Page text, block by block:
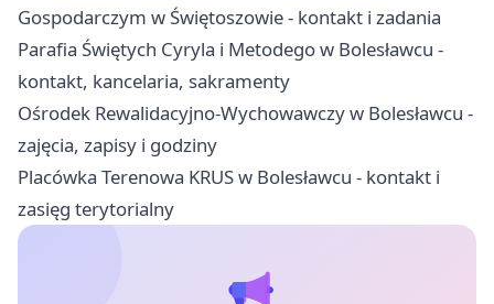
Gospodarczym w Świętoszowie - kontakt i zadania
Parafia Świętych Cyryla i Metodego w Bolesławcu -
kontakt, kancelaria, sakramenty
Ośrodek Rewalidacyjno-Wychowawczy w Bolesławcu -
zajęcia, zapisy i godziny
Placówka Terenowa KRUS w Bolesławcu - kontakt i
zasięg terytorialny